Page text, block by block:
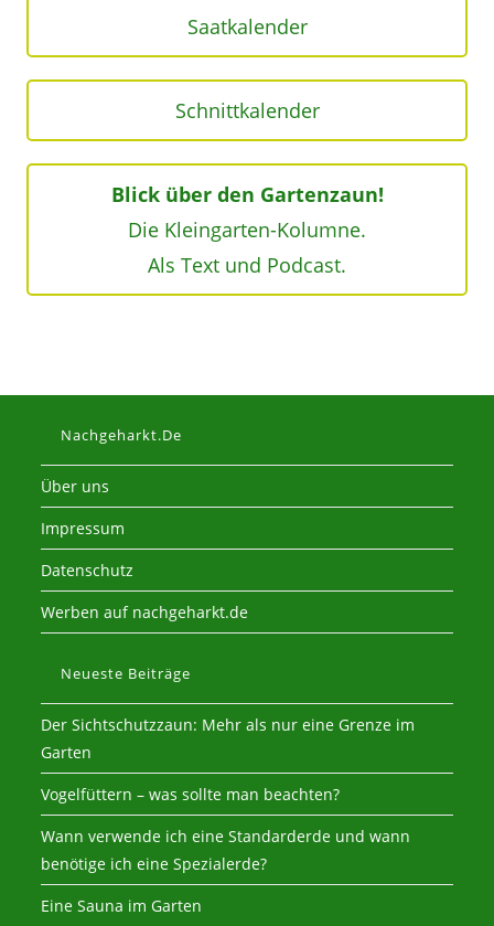
Saatkalender
Schnittkalender
Blick über den Gartenzaun!
Die Kleingarten-Kolumne.
Als Text und Podcast.
Nachgeharkt.de
Über uns
Impressum
Datenschutz
Werben auf nachgeharkt.de
Neueste Beiträge
Der Sichtschutzzaun: Mehr als nur eine Grenze im
Garten
Vogelfüttern – was sollte man beachten?
Wann verwende ich eine Standarderde und wann
benötige ich eine Spezialerde?
Eine Sauna im Garten